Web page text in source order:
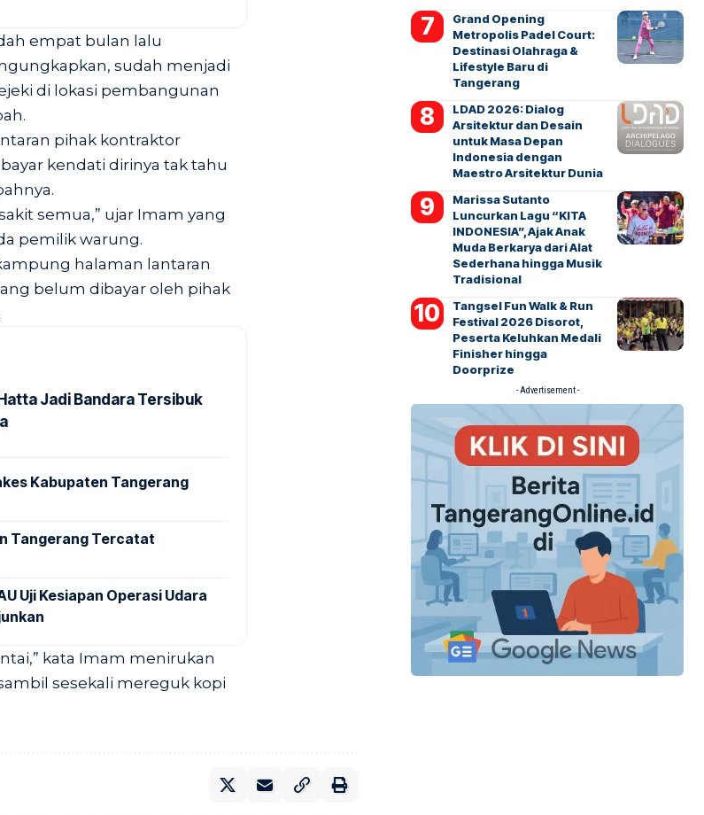
empat bulan lalu
sudah menjadi
di lokasi pembangunan
pihak kontraktor
kendati dirinya tak tahu
semua,” ujar Imam yang
pemilik warung.
halaman lantaran
belum dibayar oleh pihak
Jadi Bandara Tersibuk
Kabupaten Tangerang
Tangerang Tercatat
Uji Kesiapan Operasi Udara
kata Imam menirukan
sesekali mereguk kopi
Grand Opening
Metropolis Padel Court:
Destinasi Olahraga &
Lifestyle Baru di
Tangerang
LDAD 2026: Dialog
Arsitektur dan Desain
untuk Masa Depan
Indonesia dengan
Maestro Arsitektur Dunia
Marissa Sutanto
Luncurkan Lagu “KITA
INDONESIA”, Ajak Anak
Muda Berkarya dari Alat
Sederhana hingga Musik
Tradisional
Tangsel Fun Walk & Run
Festival 2026 Disorot,
Peserta Keluhkan Medali
Finisher hingga
Doorprize
- Advertisement -